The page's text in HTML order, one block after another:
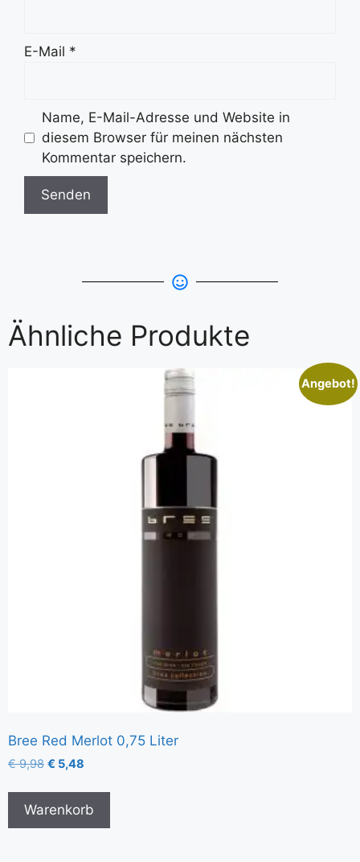
E-Mail *
Name, E-Mail-Adresse und Website in
diesem Browser für meinen nächsten
Kommentar speichern.
Ähnliche Produkte
Angebot!
Bree Red Merlot 0,75 Liter
€9,98 € 5,48
Warenkorb